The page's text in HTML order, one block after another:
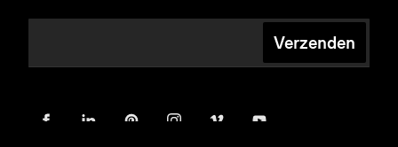
Verzenden